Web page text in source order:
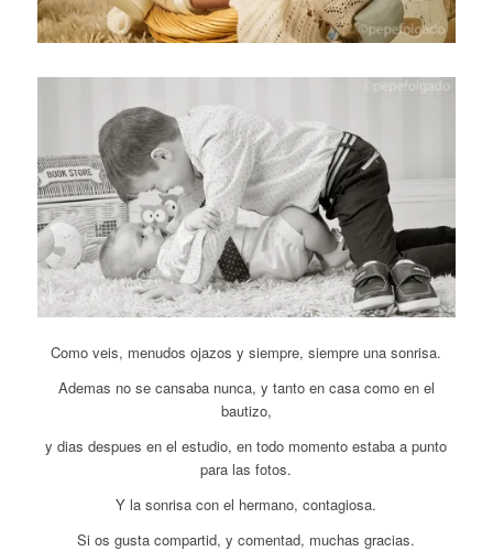
Como veis, menudos ojazos y siempre, siempre una sonrisa.
Ademas no se cansaba nunca, y tanto en casa como en el
bautizo,
y dias despues en el estudio, en todo momento estaba a punto
para las fotos.
Y la sonrisa con el hermano, contagiosa.
Si os gusta compartid, y comentad, muchas gracias.